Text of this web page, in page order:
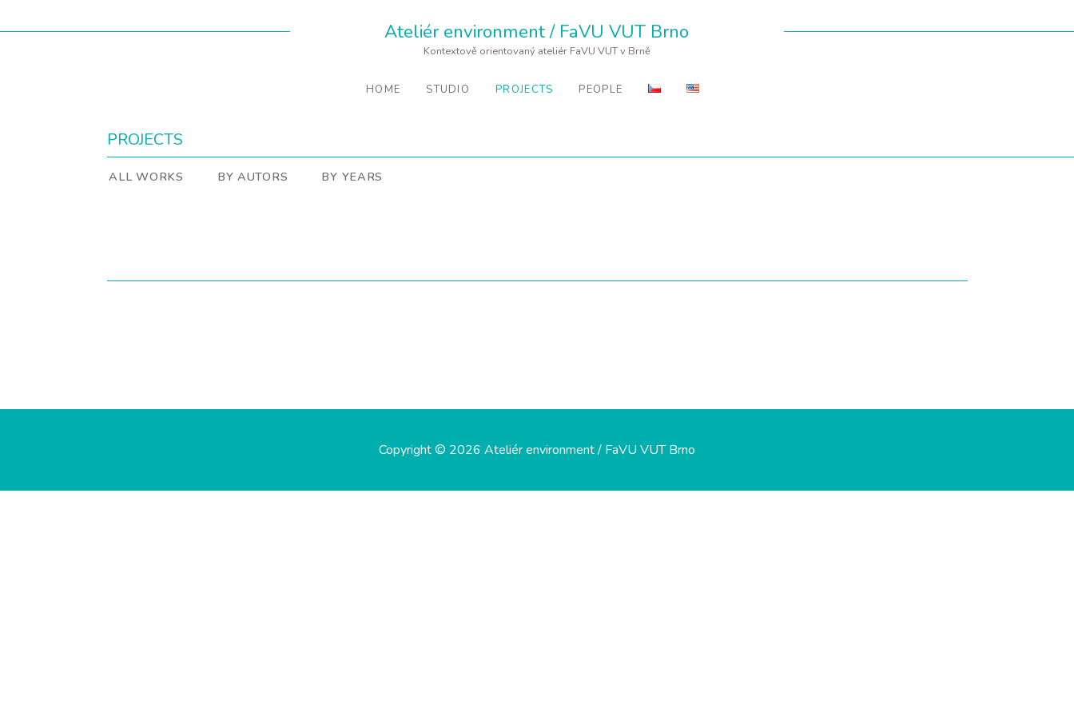
Ateliér environment / FaVU VUT Brno
Kontextově orientovaný ateliér FaVU VUT v Brně
HOME STUDIO PROJECTS PEOPLE
PROJECTS
ALL WORKS BY AUTORS BY YEARS
Copyright © 2026 Ateliér environment / FaVU VUT Brno